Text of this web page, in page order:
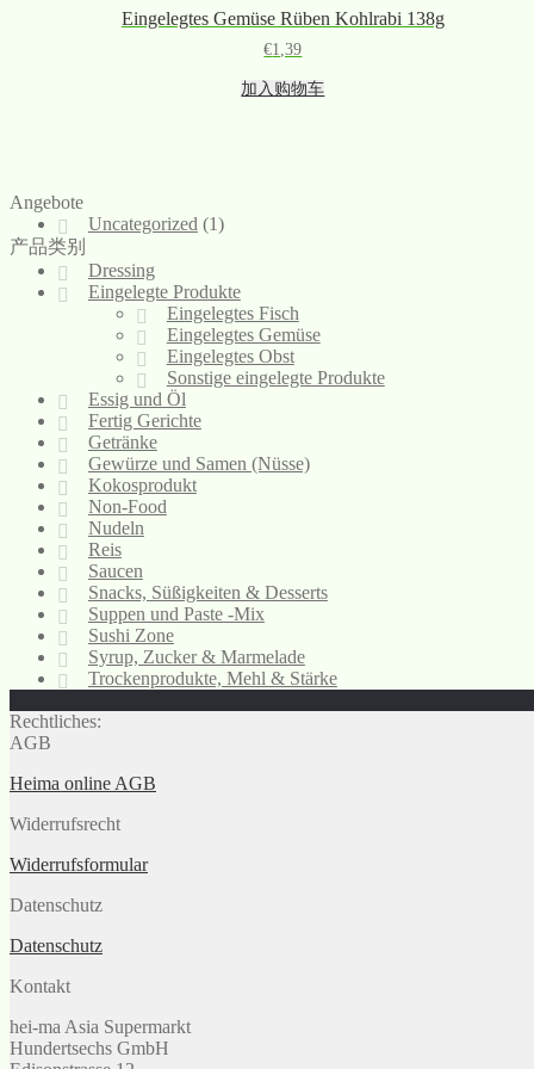
Eingelegtes Gemüse Rüben Kohlrabi 138g
€1,39
加入购物车
Angebote
Uncategorized (1)
产品类别
Dressing
Eingelegte Produkte
Eingelegtes Fisch
Eingelegtes Gemüse
Eingelegtes Obst
Sonstige eingelegte Produkte
Essig und Öl
Fertig Gerichte
Getränke
Gewürze und Samen (Nüsse)
Kokosprodukt
Non-Food
Nudeln
Reis
Saucen
Snacks, Süßigkeiten & Desserts
Suppen und Paste -Mix
Sushi Zone
Syrup, Zucker & Marmelade
Trockenprodukte, Mehl & Stärke
Rechtliches:
AGB
Heima online AGB
Widerrufsrecht
Widerrufsformular
Datenschutz
Datenschutz
Kontakt
hei-ma Asia Supermarkt
Hundertsechs GmbH